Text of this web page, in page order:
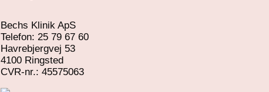
Bechs Klinik ApS
Telefon: 25 79 67 60
Havrebjergvej 53
4100 Ringsted
​CVR-nr.: 45575063